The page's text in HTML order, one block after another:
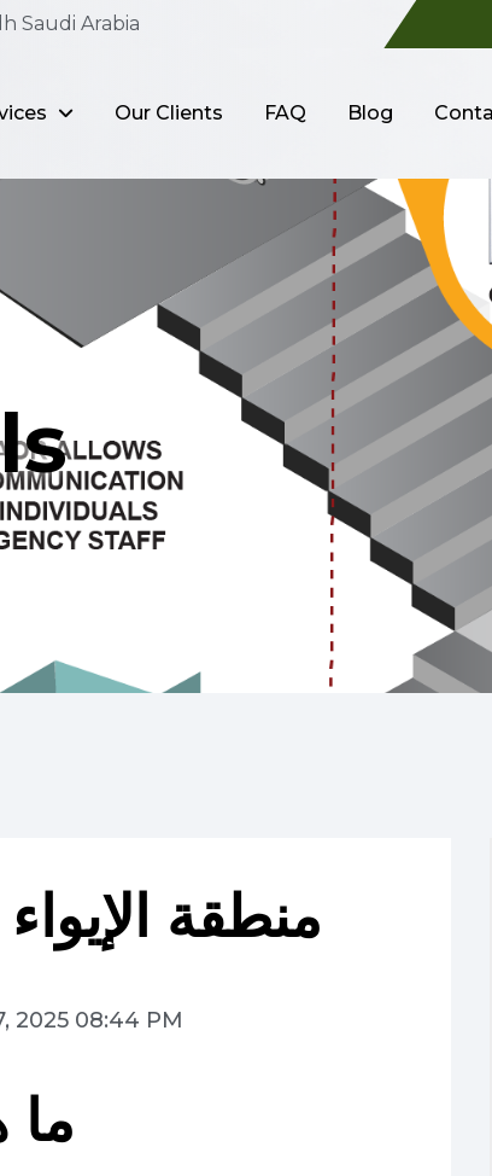
Saudi Arabia
Our Clients FAQ Blog
منطقة
2025 08:44 PM
ما